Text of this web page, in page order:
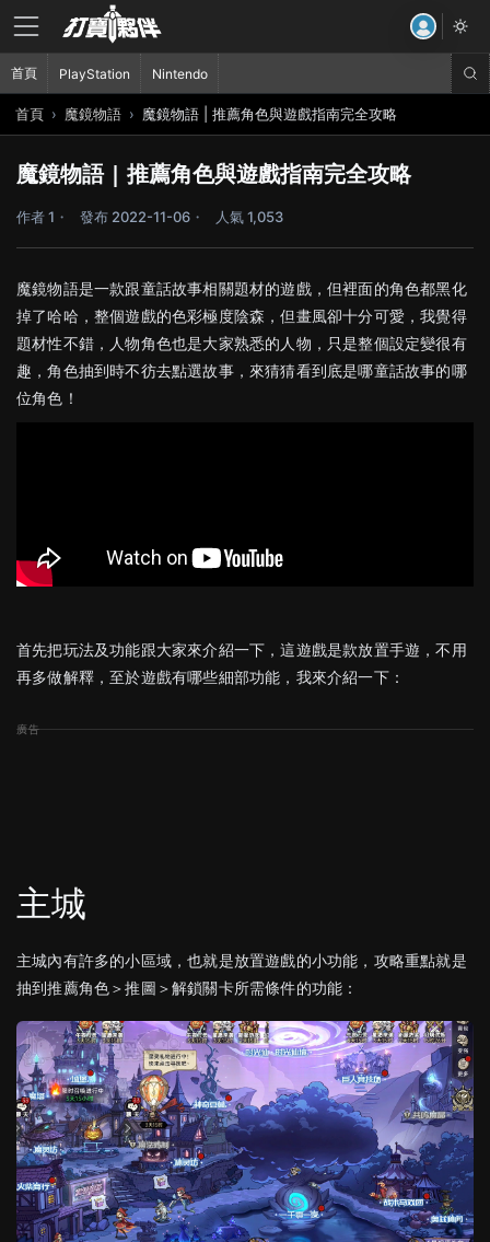
首頁 魔鏡物語 魔鏡物語 | 推薦角色與遊戲指南完全攻略
魔鏡物語 | 推薦角色與遊戲指南完全攻略
作者 1 發布 2022-11-06 人氣 1,053
魔鏡物語是一款跟童話故事相關題材的遊戲，但裡面的角色都黑化
掉了哈哈，整個遊戲的色彩極度陰森，但畫風卻十分可愛，我覺得
題材性不錯，人物角色也是大家熟悉的人物，只是整個設定變很有
趣，角色抽到時不彷去點選故事，來猜猜看到底是哪童話故事的哪
位角色！
首先把玩法及功能跟大家來介紹一下，這遊戲是款放置手遊，不用
再多做解釋，至於遊戲有哪些細部功能，我來介紹一下：
主城
主城內有許多的小區域，也就是放置遊戲的小功能，攻略重點就是
抽到推薦角色＞推圖＞解鎖關卡所需條件的功能：
首頁 PlayStation Nintendo